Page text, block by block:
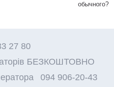
обычного?
27 80
БЕЗКОШТОВНО
094 906-20-43